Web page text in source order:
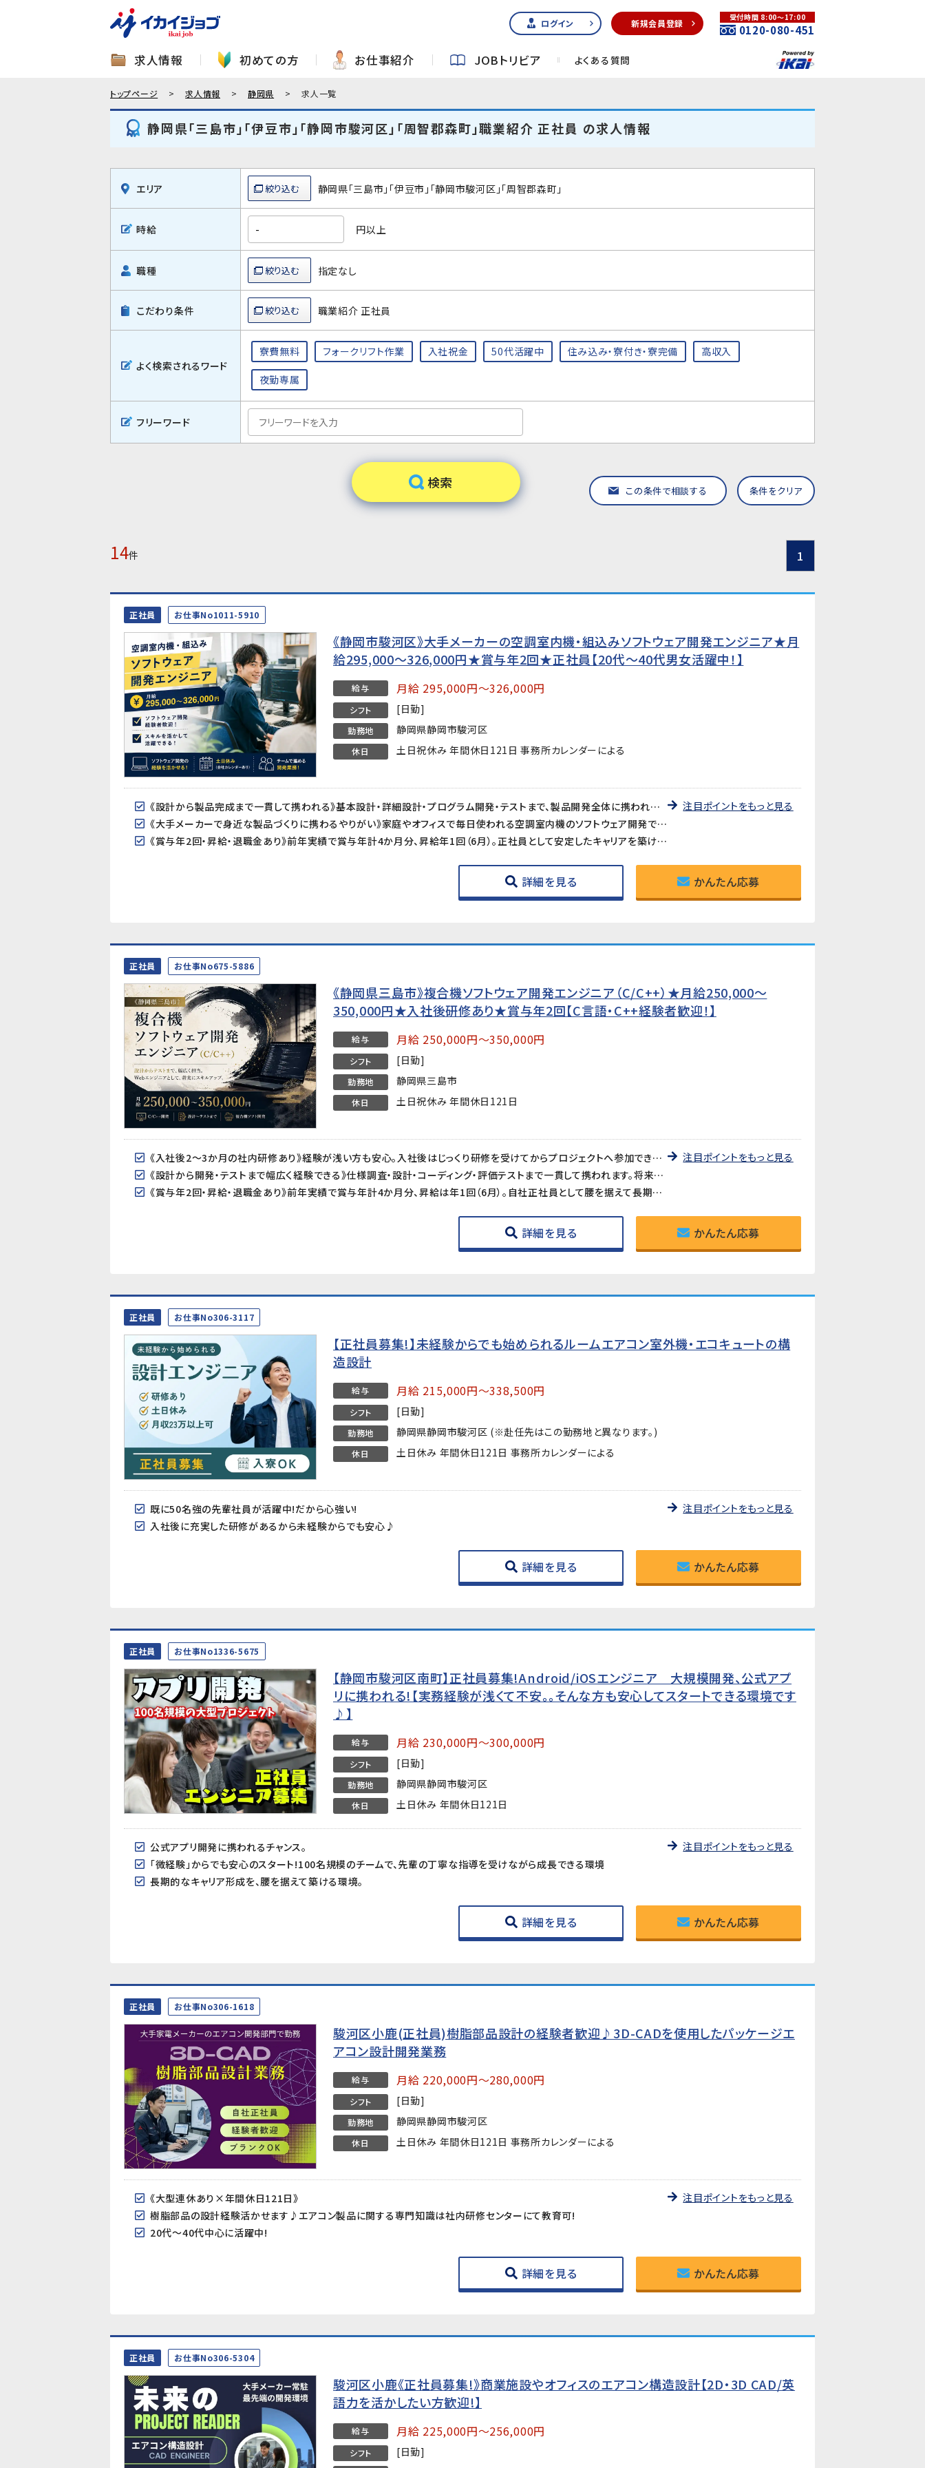
ログイン 新規会員登録
受付時間 8:00～17:00
0120-080-451
求人情報 初めての方 お仕事紹介 JOBトリビア よくある質問
トップページ 求人情報 静岡県 求人一覧
静岡県「三島市」「伊豆市」「静岡市駿河区」「周智郡森町」職業紹介 正社員 の求人情報
エリア 静岡県「三島市」「伊豆市」「静岡市駿河区」「周智郡森町」
時給 円以上
職種 指定なし
こだわり条件 職業紹介 正社員
よく検索されるワード
寮費無料 フォークリフト作業 入社祝金 50代活躍中 住み込み・寮付き・寮完備 高収入
夜勤専属
フリーワード
この条件で相談する 条件をクリア
14件 1
正社員 お仕事No1011-5910
《静岡市駿河区》大手メーカーの空調室内機・組込みソフトウェア開発エンジニア★月
給295,000〜326,000円★賞与年2回★正社員【20代〜40代男女活躍中！】
給与 月給 295,000円～326,000円
シフト [日勤]
勤務地 静岡県静岡市駿河区
休日 土日祝休み 年間休日121日 事務所カレンダーによる
《設計から製品完成まで一貫して携われる》基本設計・詳細設計・プログラム開発・テストまで、製品開発全体に携われるポジションです。「設計だけ」「プログラミングだけ」ではなく、エンジニアとしてのスキルの幅を広げられる環境です。
《大手メーカーで身近な製品づくりに携わるやりがい》家庭やオフィスで毎日使われる空調室内機のソフトウェア開発です。自分が携わった製品が世の中に出ていくやりがいを感じながら働けます。
《賞与年2回・昇給・退職金あり》前年実績で賞与年計4か月分、昇給年1回（6月）。正社員として安定したキャリアを築ける待遇が整っています。
注目ポイントをもっと見る
詳細を見る かんたん応募
正社員 お仕事No675-5886
《静岡県三島市》複合機ソフトウェア開発エンジニア（C/C++）★月給250,000〜
350,000円★入社後研修あり★賞与年2回【C言語・C++経験者歓迎！】
給与 月給 250,000円～350,000円
シフト [日勤]
勤務地 静岡県三島市
休日 土日祝休み 年間休日121日
《入社後2〜3か月の社内研修あり》経験が浅い方も安心。入社後はじっくり研修を受けてからプロジェクトへ参加できます。C言語・C++の経験を活かしながら、設計力や問題解決力も磨けます。
《設計から開発・テストまで幅広く経験できる》仕様調査・設計・コーディング・評価テストまで一貫して携われます。将来的には新機能開発や上流工程など、より裁量の大きな業務へのステップアップも可能です。
《賞与年2回・昇給・退職金あり》前年実績で賞与年計4か月分、昇給は年1回（6月）。自社正社員として腰を据えて長期的なキャリアを築ける環境です。
注目ポイントをもっと見る
詳細を見る かんたん応募
正社員 お仕事No306-3117
【正社員募集!】未経験からでも始められるルームエアコン室外機・エコキュートの構
造設計
給与 月給 215,000円～338,500円
シフト [日勤]
勤務地 静岡県静岡市駿河区 (※赴任先はこの勤務地と異なります。)
休日 土日休み 年間休日121日 事務所カレンダーによる
既に50名強の先輩社員が活躍中!だから心強い!
入社後に充実した研修があるから未経験からでも安心♪
注目ポイントをもっと見る
詳細を見る かんたん応募
正社員 お仕事No1336-5675
【静岡市駿河区南町】正社員募集!Android/iOSエンジニア 大規模開発、公式アプ
リに携われる!【実務経験が浅くて不安。。そんな方も安心してスタートできる環境です
♪】
給与 月給 230,000円～300,000円
シフト [日勤]
勤務地 静岡県静岡市駿河区
休日 土日休み 年間休日121日
公式アプリ開発に携われるチャンス。
「微経験」からでも安心のスタート!100名規模のチームで、先輩の丁寧な指導を受けながら成長できる環境
長期的なキャリア形成を、腰を据えて築ける環境。
注目ポイントをもっと見る
詳細を見る かんたん応募
正社員 お仕事No306-1618
駿河区小鹿(正社員)樹脂部品設計の経験者歓迎♪3D-CADを使用したパッケージエ
アコン設計開発業務
給与 月給 220,000円～280,000円
シフト [日勤]
勤務地 静岡県静岡市駿河区
休日 土日休み 年間休日121日 事務所カレンダーによる
《大型連休あり×年間休日121日》
樹脂部品の設計経験活かせます♪エアコン製品に関する専門知識は社内研修センターにて教育可!
20代～40代中心に活躍中!
注目ポイントをもっと見る
詳細を見る かんたん応募
正社員 お仕事No306-5304
駿河区小鹿《正社員募集!》商業施設やオフィスのエアコン構造設計【2D・3D CAD/英
語力を活かしたい方歓迎!】
給与 月給 225,000円～256,000円
シフト [日勤]